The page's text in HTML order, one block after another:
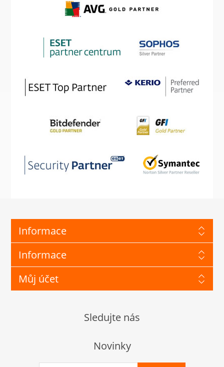
Informace
Informace
Můj účet
Sledujte nás
Novinky